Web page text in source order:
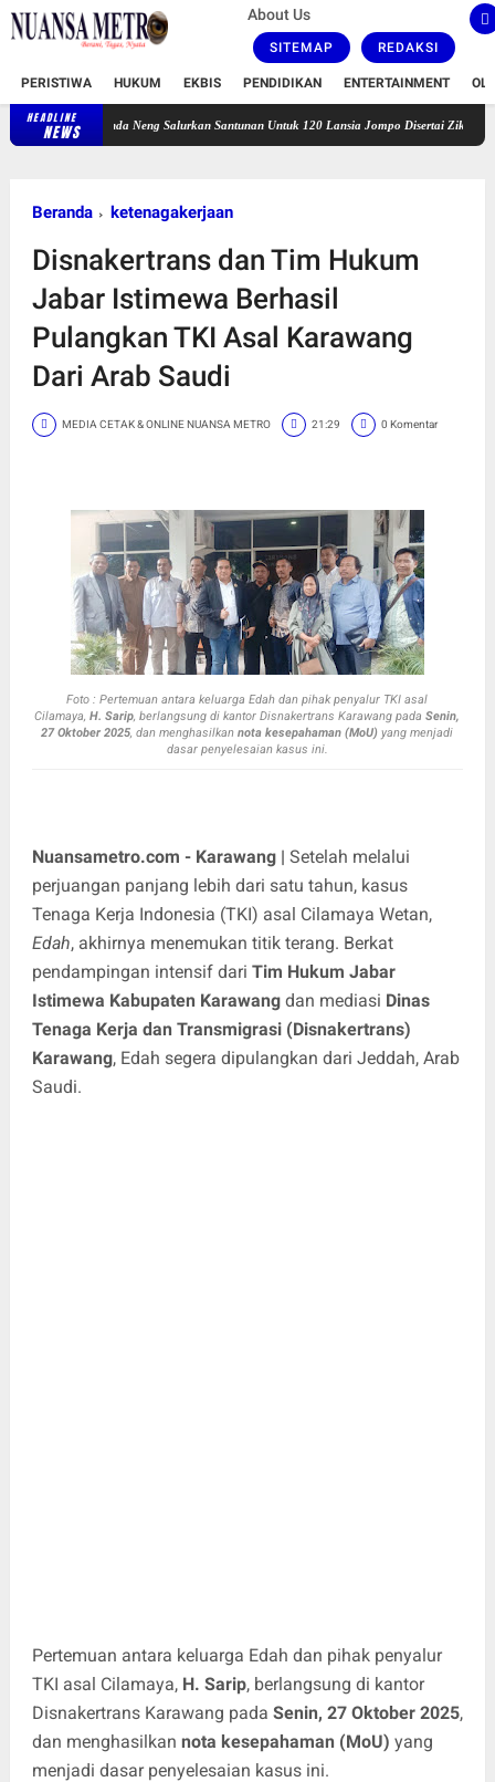
About Us
SITEMAP REDAKSI
PERISTIWA HUKUM EKBIS PENDIDIKAN ENTERTAINMENT
HEADLINE
NEWS
Bunda Neng Salurkan Santunan Untuk 120 Lansia Jompo Disertai Zikir dan Doa Bersama
Beranda ketenagakerjaan
Disnakertrans dan Tim Hukum
Jabar Istimewa Berhasil
Pulangkan TKI Asal Karawang
Dari Arab Saudi
MEDIA CETAK & ONLINE NUANSA METRO 21:29 0 Komentar
Foto :Pertemuan antara keluarga Edah dan pihak penyalur TKI asal
Cilamaya,H. Sarip, berlangsung di kantor Disnakertrans Karawang padaSenin,
27 Oktober 2025, dan menghasilkannota kesepahaman (MoU) yang menjadi
dasar penyelesaian kasus ini.
Nuansametro.com - Karawang | Setelah melalui
perjuangan panjang lebih dari satu tahun, kasus
Tenaga Kerja Indonesia (TKI) asal Cilamaya Wetan,
Edah, akhirnya menemukan titik terang. Berkat
pendampingan intensif dari Tim Hukum Jabar
Istimewa Kabupaten Karawangdan mediasi Dinas
Tenaga Kerja dan Transmigrasi (Disnakertrans)
Karawang, Edah segera dipulangkan dari Jeddah, Arab
Saudi.
Pertemuan antara keluarga Edah dan pihak penyalur
TKI asal Cilamaya, H. Sarip, berlangsung di kantor
Disnakertrans Karawang pada Senin, 27 Oktober 2025,
dan menghasilkan nota kesepahaman (MoU) yang
menjadi dasar penyelesaian kasus ini.